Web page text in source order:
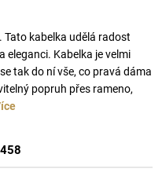
Tato kabelka udělá radost
eleganci. Kabelka je velmi
tak do ní vše, co pravá dáma
popruh přes rameno,